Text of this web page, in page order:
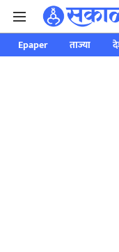
Epaper ताज्या